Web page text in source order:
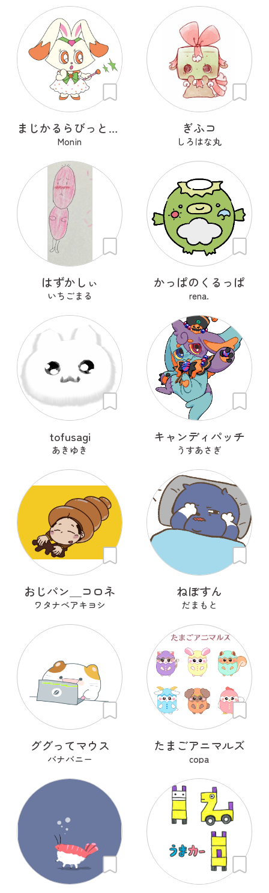
まじかるらびっと ミカ
Monin
ぎふコ
しろはな丸
はずかしぃ
いちごまる
かっぱのくるっぱ
rena.
tofusagi
あきゆき
キャンディパッチ
うすあさぎ
おじパン＿コロネ
ワタナベアキヨシ
ねぼすん
だまもと
ググってマウス
バナバニー
たまごアニマルズ
copa